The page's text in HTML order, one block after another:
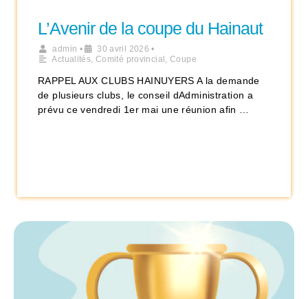
L’Avenir de la coupe du Hainaut
admin • 30 avril 2026 •
Actualités, Comité provincial , Coupe
RAPPEL AUX CLUBS HAINUYERS A la demande
de plusieurs clubs, le conseil dAdministration a
prévu ce vendredi 1er mai une réunion afin …